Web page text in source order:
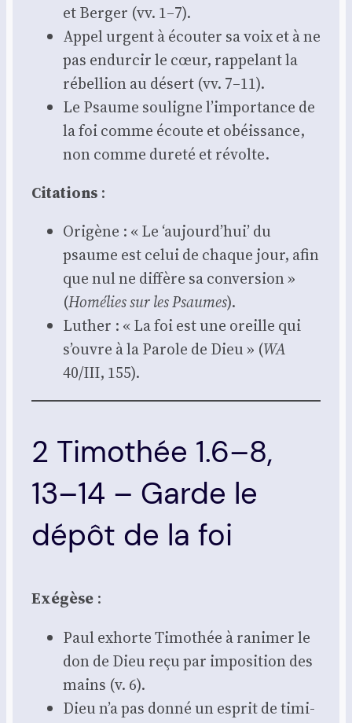
et Ber­ger (vv. 1–7).
Appel urgent à écou­ter sa voix et à ne
pas endur­cir le cœur, rap­pe­lant la
rébel­lion au désert (vv. 7–11).
Le Psaume sou­ligne l’importance de
la foi comme écoute et obéis­sance,
non comme dure­té et révolte.
Cita­tions :
Ori­gène : « Le ‘aujourd’hui’ du
psaume est celui de chaque jour, afin
que nul ne dif­fère sa conver­sion »
(Homé­lies sur les Psaumes).
Luther : « La foi est une oreille qui
s’ouvre à la Parole de Dieu » (WA
40/III, 155).
2 Timothée 1.6–8,
13–14 – Garde le
dépôt de la foi
Exé­gèse :
Paul exhorte Timo­thée à rani­mer le
don de Dieu reçu par impo­si­tion des
mains (v. 6).
Dieu n’a pas don­né un esprit de timi­